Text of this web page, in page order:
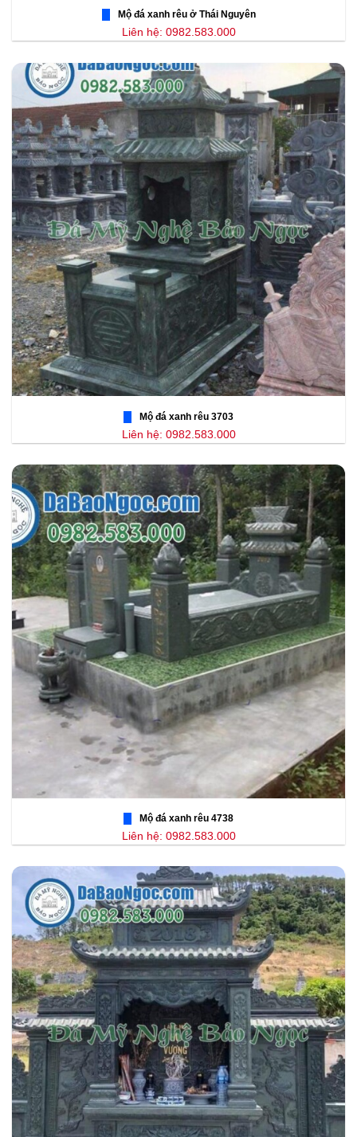
Mộ đá xanh rêu ở Thái Nguyên
Liên hệ: 0982.583.000
Mộ đá xanh rêu 3703
Liên hệ: 0982.583.000
Mộ đá xanh rêu 4738
Liên hệ: 0982.583.000